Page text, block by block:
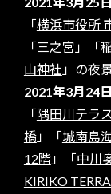
「横浜市役所
「三之宮 」「
山神社 」の夜
2021年3月24日
「隅田川テラ
橋」「城南島
12階」「中川
KIRIKO